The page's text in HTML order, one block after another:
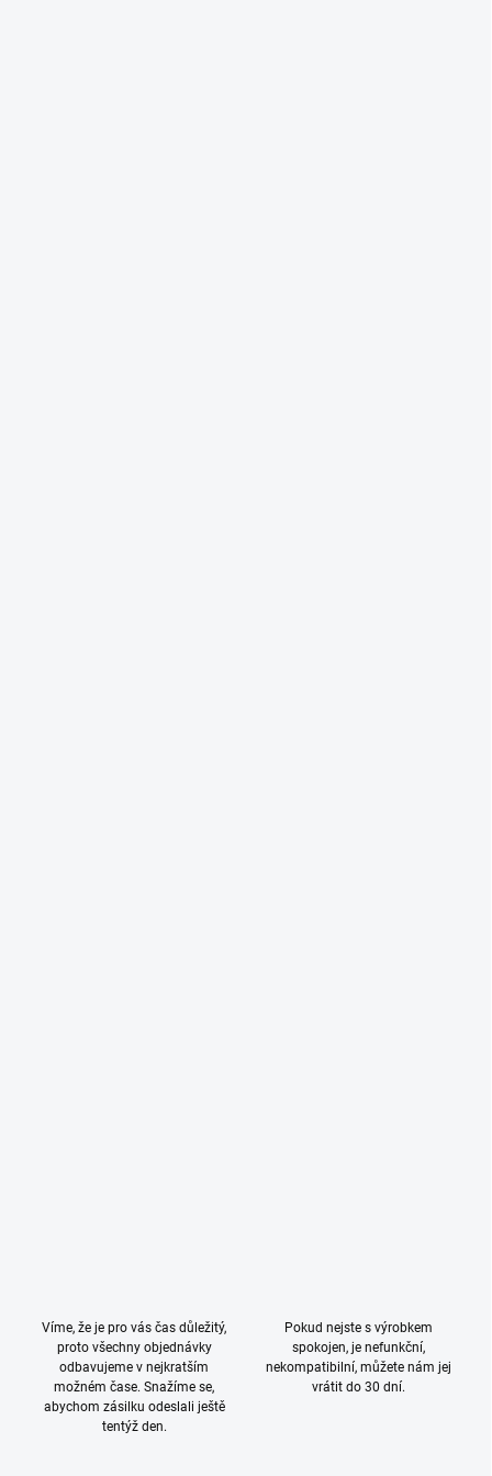
Víme, že je pro vás čas důležitý,
proto všechny objednávky
odbavujeme v nejkratším
možném čase. Snažíme se,
abychom zásilku odeslali ještě
tentýž den.
Pokud nejste s výrobkem
spokojen, je nefunkční,
nekompatibilní, můžete nám jej
vrátit do 30 dní.